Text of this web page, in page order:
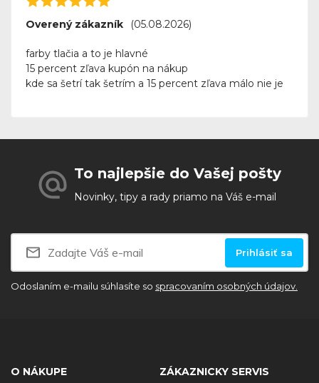
Overený zákazník (05.08.2026)
farby tlačia a to je hlavné
15 percent zľava kupón na nákup
kde sa šetrí tak šetrím a 15 percent zľava málo nie je
To najlepšie do Vašej pošty
Novinky, tipy a rady priamo na Váš e-mail
Prihlásiť sa
Odoslaním e-mailu súhlasíte so spracovaním osobných údajov.
O NÁKUPE
ZÁKAZNICKY SERVIS